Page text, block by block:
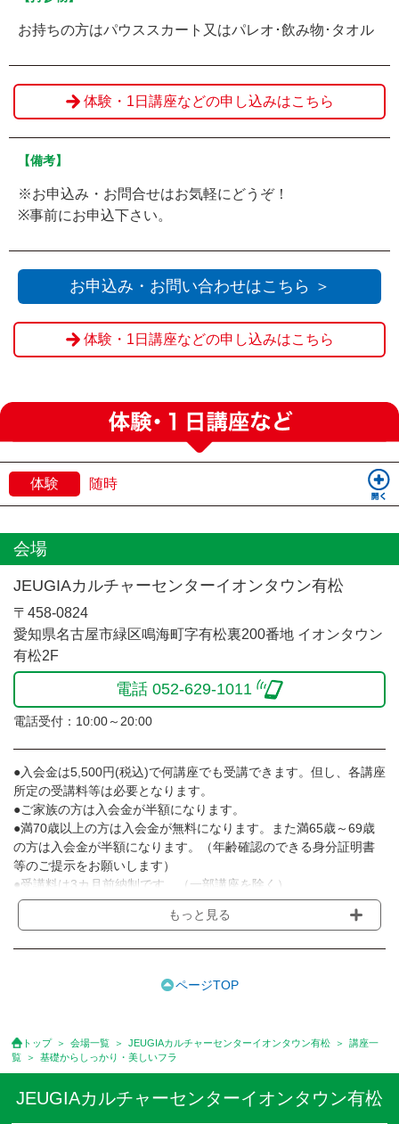
お持ちの方はパウススカート又はパレオ･飲み物･タオル
体験・1日講座などの申し込みはこちら
【備考】
※お申込み・お問合せはお気軽にどうぞ！
※事前にお申込下さい。
お申込み・お問い合わせはこちら ＞
体験・1日講座などの申し込みはこちら
体験 随時
会場
JEUGIAカルチャーセンターイオンタウン有松
〒458-0824
愛知県名古屋市緑区鳴海町字有松裏200番地 イオンタウン
有松2F
電話 052-629-1011
電話受付：10:00～20:00
●入会金は5,500円(税込)で何講座でも受講できます。但し、各講座
所定の受講料等は必要となります。
●ご家族の方は入会金が半額になります。
●満70歳以上の方は入会金が無料になります。また満65歳～69歳
の方は入会金が半額になります。（年齢確認のできる身分証明書
等のご提示をお願いします）
●受講料は3カ月前納制です。（一部講座を除く）
●受講料には運営費として１講座につき月額770円(税込)が含まれ
ております。また一部の講座では別途傷害保険料も含まれており
用は含まれておりません。
のでご確認ください。
●参加人数が一定に満たない場合、体験や講座開講を中止または延
期することがあります。
●その他、詳しい内容については、ご入会時にご説明をさせていた
もっと見る
ページTOP
トップ 会場一覧 JEUGIAカルチャーセンターイオンタウン有松
講座一
覧
基礎からしっかり・美しいフラ
JEUGIAカルチャーセンターイオンタウン有松